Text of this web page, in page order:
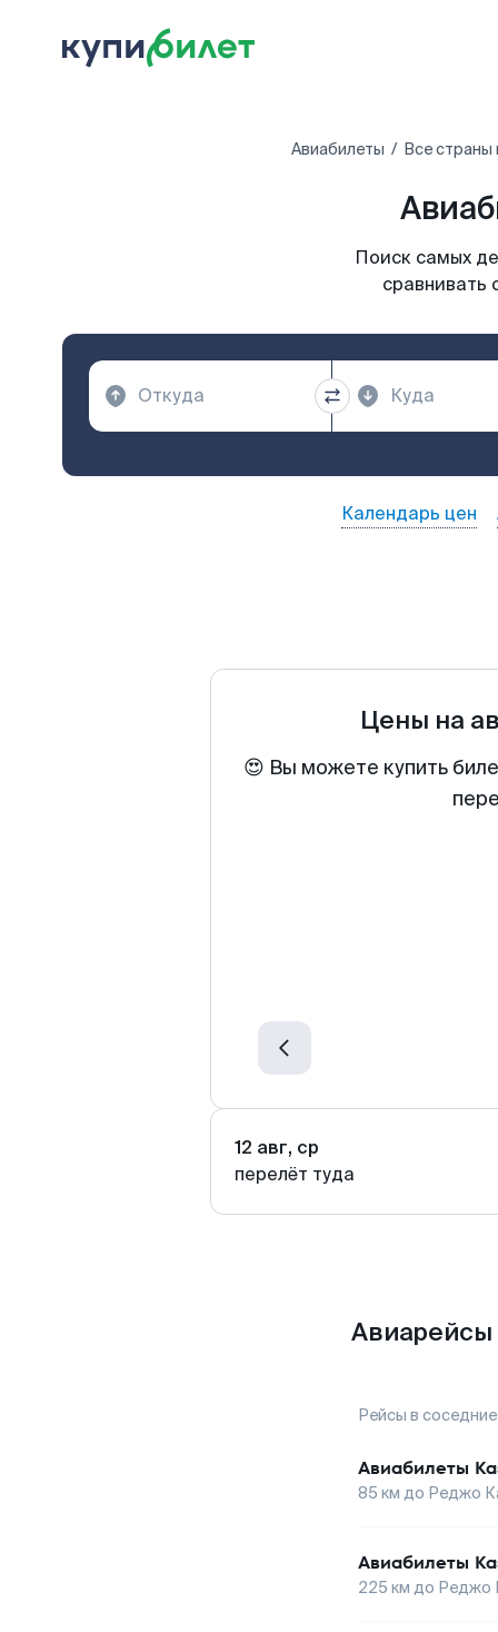
Авиабилеты Все страны
Поиск самых
сравнивать
Календарь цен
Цены на
😍 Вы можете купить
12 авг, ср
перелёт туда
Авиарейсы
Рейсы в
Авиабилеты
85 км до Реджо
Авиабилеты
225 км до Реджо